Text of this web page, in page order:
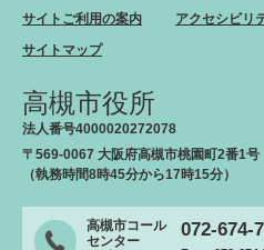
サイトご利用の案内
アクセシビリ
サイトマップ
高槻市役所
法人番号4000020272078
〒569-0067 大阪府高槻市桃園町2番1号
（執務時間8時45分から17時15分）
高槻市コール
センター
072-674-